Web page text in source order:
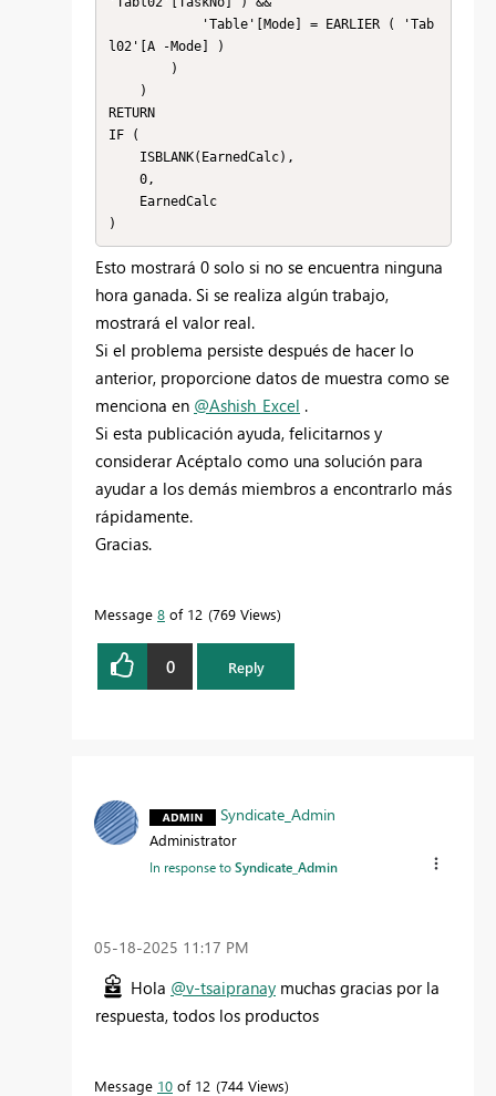
l02'[A -Mode] )
RETURN
IF (
Esto mostrará 0 solo si no se encuentra ninguna
hora ganada. Si se realiza algún trabajo,
mostrará el valor real.
Si el problema persiste después de hacer lo
anterior, proporcione datos de muestra como se
menciona en @Ashish_Excel .
Si esta publicación ayuda, felicitarnos y
considerar Acéptalo como una solución para
ayudar a los demás miembros a encontrarlo más
rápidamente.
Gracias.
Message 8 of 12 769 Views
0 Reply
Syndicate_Admin
Administrator
In response toSyndicate_Admin
‎05-18-2025 11:17 PM
Hola @v-tsaipranay muchas gracias por la
respuesta, todos los productos
Message 10 of 12 744 Views